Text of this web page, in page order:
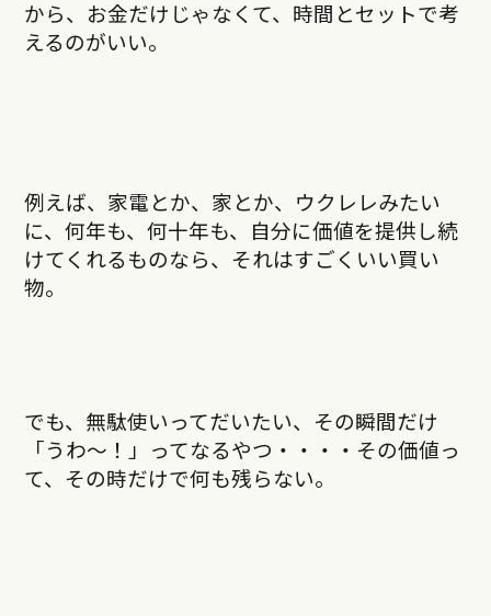
から、お金だけじゃなくて、時間とセットで考
えるのがいい。
例えば、家電とか、家とか、ウクレレみたい
に、何年も、何十年も、自分に価値を提供し続
けてくれるものなら、それはすごくいい買い
物。
でも、無駄使いってだいたい、その瞬間だけ
「うわ～！」ってなるやつ・・・・その価値っ
て、その時だけで何も残らない。